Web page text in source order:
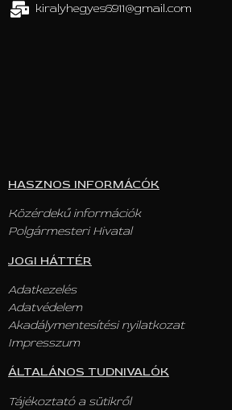
kiralyhegyes6911@gmail.com
HASZNOS INFORMÁCÓK
Közérdekű információk
Polgármesteri Hivatal
JOGI HÁTTÉR
Adatkezelés
Adatvédelem
Akadálymentesítési nyilatkozat
Impresszum
ÁLTALÁNOS TUDNIVALÓK
Tájékoztató a sütikről